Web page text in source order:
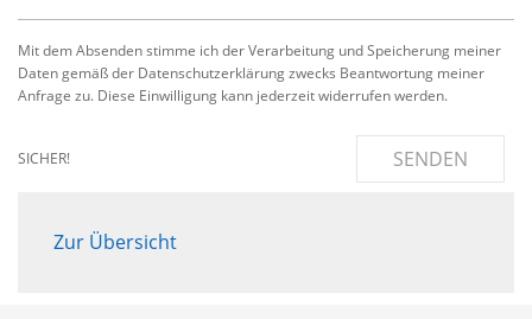
Mit dem Absenden stimme ich der Verarbeitung und Speicherung meiner
Daten gemäß der Datenschutzerklärung zwecks Beantwortung meiner
Anfrage zu. Diese Einwilligung kann jederzeit widerrufen werden.
SICHER! SENDEN
Zur Übersicht